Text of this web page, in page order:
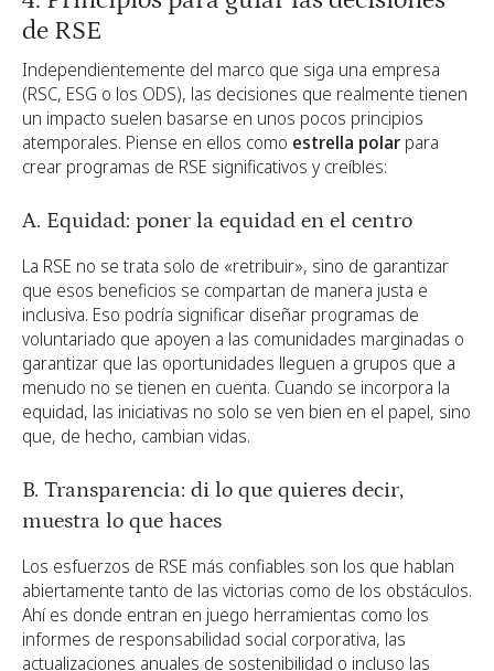
de RSE
Independientemente del marco que siga una empresa
(RSC, ESG o los ODS), las decisiones que realmente tienen
un impacto suelen basarse en unos pocos principios
atemporales. Piense en ellos como estrella polar para
crear programas de RSE significativos y creíbles:
A. Equidad: poner la equidad en el centro
La RSE no se trata solo de «retribuir», sino de garantizar
que esos beneficios se compartan de manera justa e
inclusiva. Eso podría significar diseñar programas de
voluntariado que apoyen a las comunidades marginadas o
garantizar que las oportunidades lleguen a grupos que a
menudo no se tienen en cuenta. Cuando se incorpora la
equidad, las iniciativas no solo se ven bien en el papel, sino
que, de hecho, cambian vidas.
B. Transparencia: di lo que quieres decir,
muestra lo que haces
Los esfuerzos de RSE más confiables son los que hablan
abiertamente tanto de las victorias como de los obstáculos.
Ahí es donde entran en juego herramientas como los
informes de responsabilidad social corporativa, las
actualizaciones anuales de sostenibilidad o incluso las